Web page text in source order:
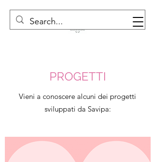
PROGETTI
Vieni a conoscere alcuni dei progetti
sviluppati da Savipa: